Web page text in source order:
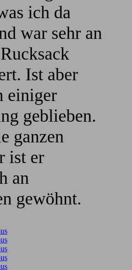
ich da
war sehr an
Ist aber
einiger
geblieben.
ganzen
ist er
an
gewöhnt.